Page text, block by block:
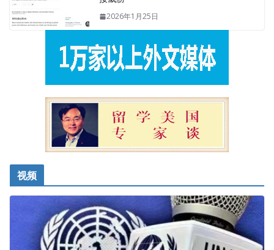
2026年1月25日
视频